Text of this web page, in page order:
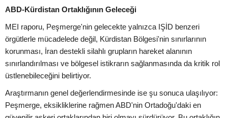
ABD-Kürdistan Ortaklığının Geleceği
MEI raporu, Peşmerge'nin gelecekte yalnızca IŞİD benzeri
örgütlerle mücadelede değil, Kürdistan Bölgesi'nin sınırlarının
korunması, İran destekli silahlı grupların hareket alanının
sınırlandırılması ve bölgesel istikrarın sağlanmasında da kritik rol
üstlenebileceğini belirtiyor.
Araştırmanın genel değerlendirmesinde ise şu sonuca ulaşılıyor:
Peşmerge, eksikliklerine rağmen ABD'nin Ortadoğu'daki en